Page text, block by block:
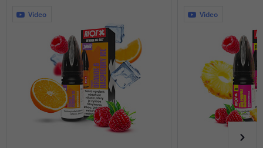
Video Video